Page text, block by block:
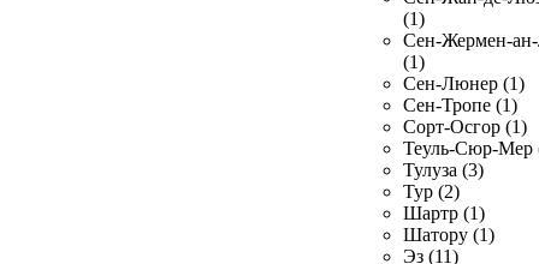
(1)
Сен-Жермен-
(1)
Сен-Люнер (1)
Сен-Тропе (1)
Сорт-Осгор (1)
Теуль-Сюр-Мер
Тулуза (3)
Тур (2)
Шартр (1)
Шатору (1)
Эз (11)